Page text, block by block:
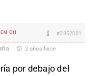
EM Off #2852001
2 años hace
por debajo del